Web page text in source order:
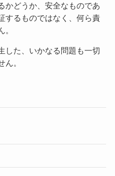
かどうか、安全なものであ
するものではなく、何ら責
した、いかなる問題も一切
。